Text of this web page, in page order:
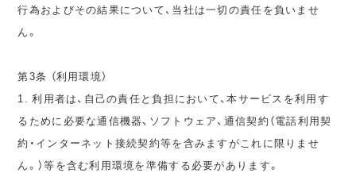
行為およびその結果について、当社は一切の責任を負いませ
ん。
第3条 （利用環境）
1. 利用者は、自己の責任と負担において、本サービスを利用す
るために必要な通信機器、ソフトウェア、通信契約（電話利用契
約・インターネット接続契約等を含みますがこれに限りませ
ん。）等を含む利用環境を準備する必要があります。